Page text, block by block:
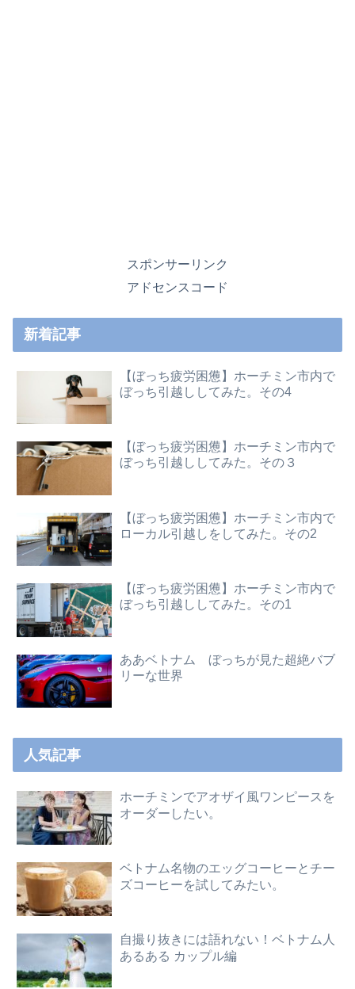
スポンサーリンク
アドセンスコード
新着記事
【ぼっち疲労困憊】ホーチミン市内で
ぼっち引越ししてみた。その4
【ぼっち疲労困憊】ホーチミン市内で
ぼっち引越ししてみた。その３
【ぼっち疲労困憊】ホーチミン市内で
ローカル引越しをしてみた。その2
【ぼっち疲労困憊】ホーチミン市内で
ぼっち引越ししてみた。その1
ああベトナム ぼっちが見た超絶バブ
リーな世界
人気記事
ホーチミンでアオザイ風ワンピースを
オーダーしたい。
ベトナム名物のエッグコーヒーとチー
ズコーヒーを試してみたい。
自撮り抜きには語れない！ベトナム人
あるある カップル編